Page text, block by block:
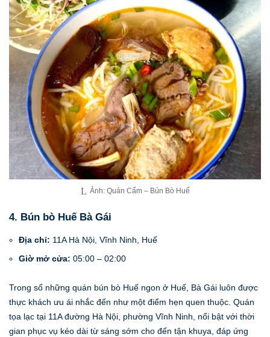
Ảnh: Quán Cẩm – Bún Bò Huế
4. Bún bò Huế Bà Gái
Địa chỉ: 11A Hà Nội, Vĩnh Ninh, Huế
Giờ mở cửa: 05:00 – 02:00
Trong số những quán bún bò Huế ngon ở Huế, Bà Gái luôn được
thực khách ưu ái nhắc đến như một điểm hẹn quen thuộc. Quán
tọa lạc tại 11A đường Hà Nội, phường Vĩnh Ninh, nổi bật với thời
gian phục vụ kéo dài từ sáng sớm cho đến tận khuya, đáp ứng